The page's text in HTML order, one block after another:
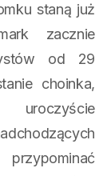
staną już
zacznie
od 29
choinka,